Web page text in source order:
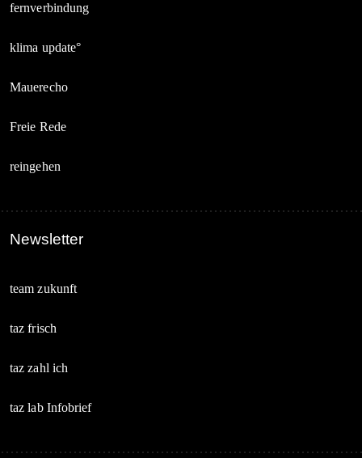
fernverbindung
klima update°
Mauerecho
Freie Rede
reingehen
Newsletter
team zukunft
taz frisch
taz zahl ich
taz lab Infobrief